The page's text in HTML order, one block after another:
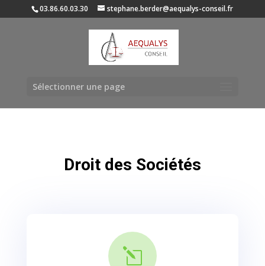
03.86.60.03.30 stephane.berder@aequalys-conseil.fr
Sélectionner une page
Droit des Sociétés
l